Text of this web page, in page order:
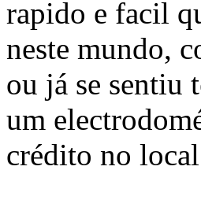
rapido e facil
neste mundo,
ou já se sentiu
um
crédito no